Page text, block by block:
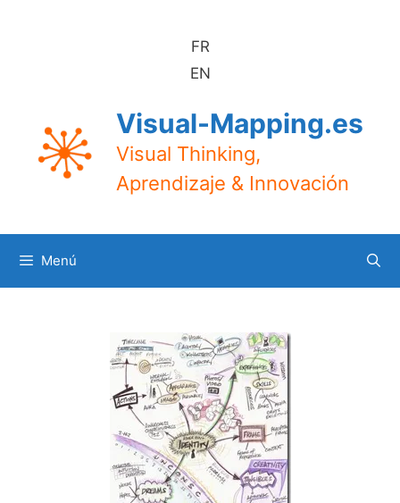
FR
EN
Visual-Mapping.es
Visual Thinking,
Aprendizaje & Innovación
Menú